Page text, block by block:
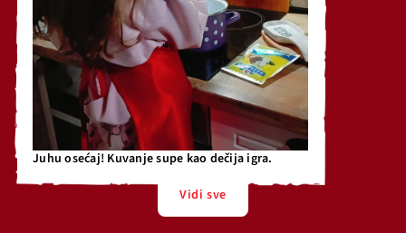
Juhu osećaj! Kuvanje supe kao dečija igra.
Vidi sve